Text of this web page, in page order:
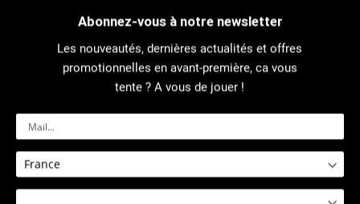
Email
Abonnez-vous à notre newsletter
Les nouveautés, dernières actualités et offres
promotionnelles en avant-première, ca vous
tente ? A vous de jouer !